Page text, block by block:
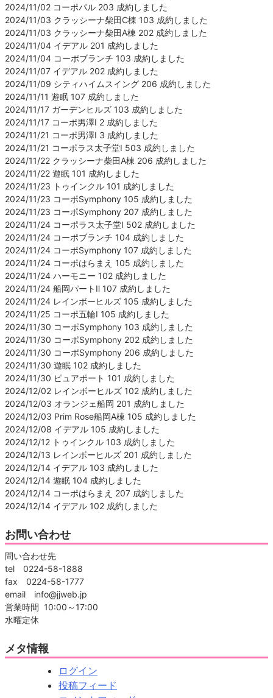
2024/11/02 コーポパル 203 成約しました
2024/11/03 クラッシーナ柴田C棟 103 成約しました
2024/11/03 クラッシーナ柴田A棟 202 成約しました
2024/11/04 イデアル 201 成約しました
2024/11/04 コーポブランチ 103 成約しました
2024/11/07 イデアル 202 成約しました
2024/11/09 シティハイムスイング 206 成約しました
2024/11/11 遊眠 107 成約しました
2024/11/17 ガーデンヒルズ 103 成約しました
2024/11/17 コーポ男澤Ⅰ 2 成約しました
2024/11/21 コーポ男澤Ⅰ 3 成約しました
2024/11/21 コーポラス太子堂Ⅰ 503 成約しました
2024/11/22 クラッシーナ柴田A棟 206 成約しました
2024/11/22 遊眠 101 成約しました
2024/11/23 トゥインクル 101 成約しました
2024/11/23 コーポSymphony 105 成約しました
2024/11/23 コーポSymphony 207 成約しました
2024/11/24 コーポラス太子堂Ⅰ 502 成約しました
2024/11/24 コーポブランチ 104 成約しました
2024/11/24 コーポSymphony 107 成約しました
2024/11/24 コーポはらまえ 105 成約しました
2024/11/24 ハーモニー 102 成約しました
2024/11/24 船岡パートⅡ 107 成約しました
2024/11/24 レインボーヒルズ 105 成約しました
2024/11/25 コーポ五輪Ⅰ 105 成約しました
2024/11/30 コーポSymphony 103 成約しました
2024/11/30 コーポSymphony 202 成約しました
2024/11/30 コーポSymphony 206 成約しました
2024/11/30 遊眠 102 成約しました
2024/11/30 ピュアポート 101 成約しました
2024/12/02 レインボーヒルズ 102 成約しました
2024/12/03 オランジェ船岡 201 成約しました
2024/12/03 Prim Rose船岡A棟 105 成約しました
2024/12/08 イデアル 105 成約しました
2024/12/12 トゥインクル 103 成約しました
2024/12/13 レインボーヒルズ 201 成約しました
2024/12/14 イデアル 103 成約しました
2024/12/14 遊眠 104 成約しました
2024/12/14 コーポはらまえ 207 成約しました
2024/12/14 イデアル 102 成約しました
お問い合わせ
問い合わせ先
tel 0224-58-1888
fax 0224-58-1777
email info@jjweb.jp
営業時間 10:00～17:00
水曜定休
メタ情報
ログイン
投稿フィード